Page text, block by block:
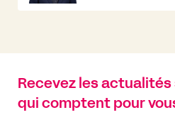
Recevez les
qui comptent pour